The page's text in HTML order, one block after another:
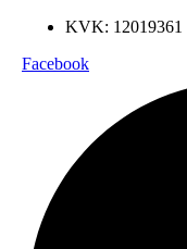
KVK: 12019361
Facebook